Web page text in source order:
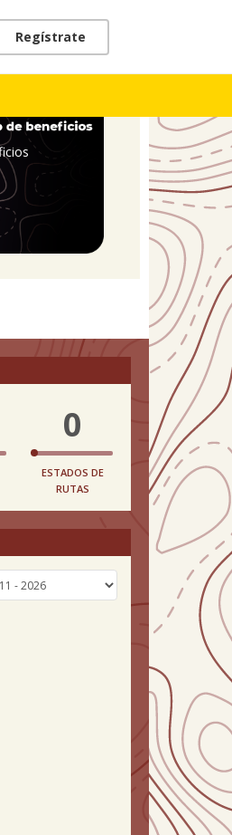
Regístrate
0
ESTADOS DE
RUTAS